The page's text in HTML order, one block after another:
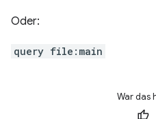
Oder:
query file:main
War das